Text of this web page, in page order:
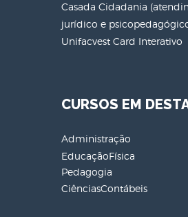
Casada Cidadania
jurídico e
Unifacvest Card Interativo
CURSOS EM
Administração
EducaçãoFísica
Pedagogia
CiênciasContábeis